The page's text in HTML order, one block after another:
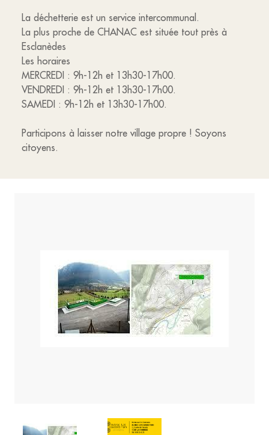
La déchetterie est un service intercommunal.
La plus proche de CHANAC est située tout près à
Esclanèdes
Les horaires
MERCREDI : 9h-12h et 13h30-17h00.
VENDREDI : 9h-12h et 13h30-17h00.
SAMEDI : 9h-12h et 13h30-17h00.
Participons à laisser notre village propre ! Soyons
citoyens.